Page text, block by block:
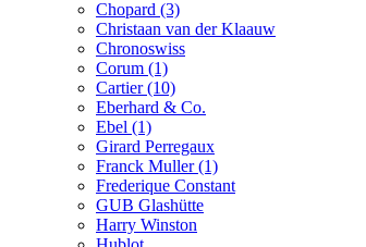
Chopard (3)
Christaan van der Klaauw
Chronoswiss
Corum (1)
Cartier(10)
Eberhard & Co.
Ebel (1)
Girard Perregaux
Franck Muller(1)
Frederique Constant
GUB Glashütte
Harry Winston